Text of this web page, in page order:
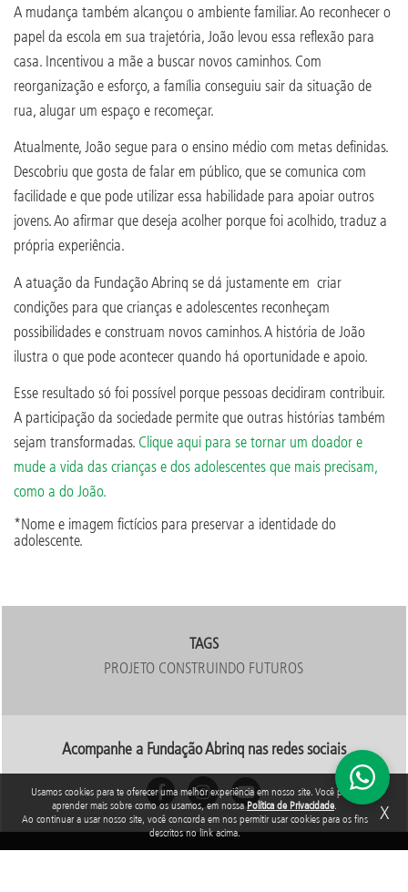
Usamos cookies para te oferecer uma melhor experiência em nosso site. Você pode
aprender mais sobre como os usamos, em nossaPolítica de Privacidade.
Ao continuar a usar nosso site, você concorda em nos permitir usar cookies para os fins
descritos no link acima.
X
A mudança também alcançou o ambiente familiar. Ao reconhecer o
papel da escola em sua trajetória, João levou essa reflexão para
casa. Incentivou a mãe a buscar novos caminhos. Com
reorganização e esforço, a família conseguiu sair da situação de
rua, alugar um espaço e recomeçar.
Atualmente, João segue para o ensino médio com metas definidas.
Descobriu que gosta de falar em público, que se comunica com
facilidade e que pode utilizar essa habilidade para apoiar outros
jovens. Ao afirmar que deseja acolher porque foi acolhido, traduz a
própria experiência.
A atuação da Fundação Abrinq se dá justamente em criar
condições para que crianças e adolescentes reconheçam
possibilidades e construam novos caminhos. A história de João
ilustra o que pode acontecer quando há oportunidade e apoio.
Esse resultado só foi possível porque pessoas decidiram contribuir.
A participação da sociedade permite que outras histórias também
sejam transformadas. Clique aqui para se tornar um doador e
mude a vida das crianças e dos adolescentes que mais precisam,
como a do João.
*Nome e imagem fictícios para preservar a identidade do
adolescente.
TAGS
PROJETO CONSTRUINDO FUTUROS
Acompanhe a Fundação Abrinq nas redes sociais